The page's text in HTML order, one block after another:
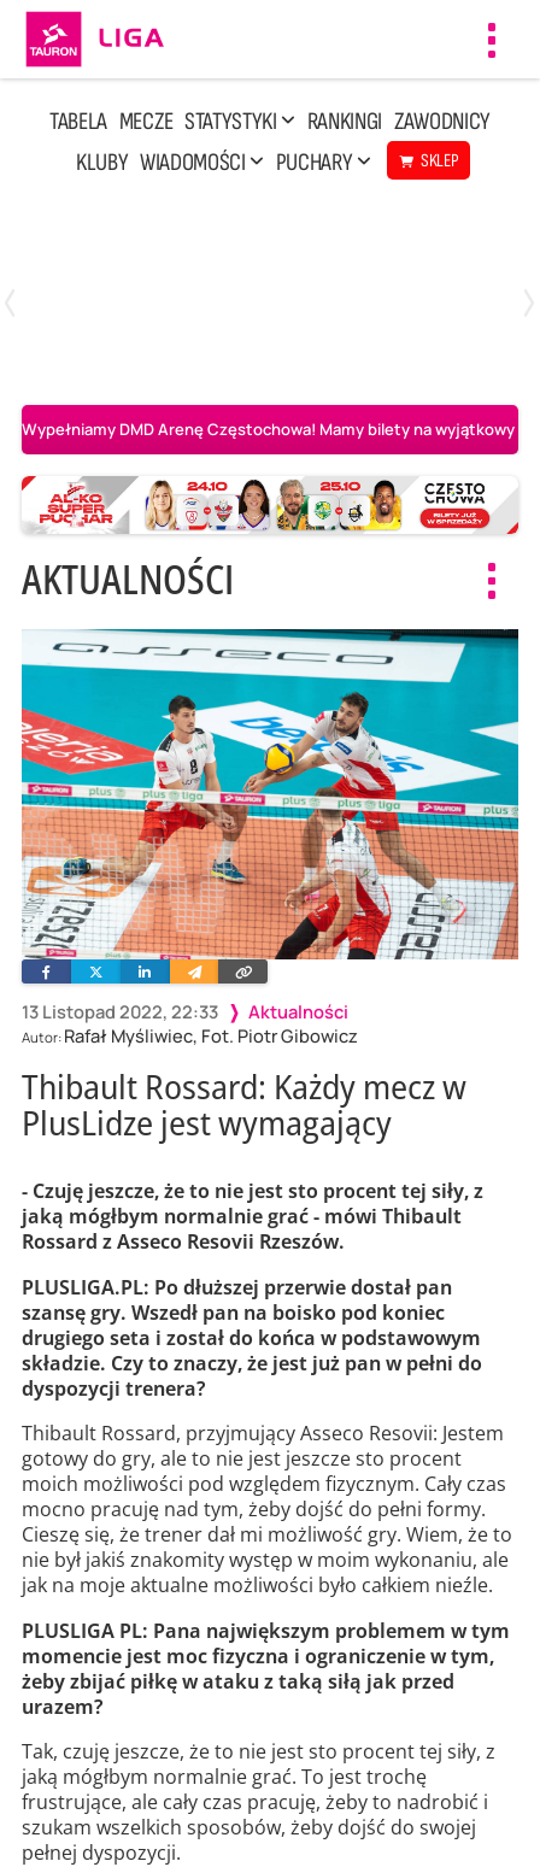
TABELA MECZE STATYSTYKI RANKINGI ZAWODNICY
KLUBY WIADOMOŚCI PUCHARY SKLEP
Wypełniamy DMD Arenę Częstochowa! Mamy bilety na wyjątkowy
AKTUALNOŚCI
13 Listopad 2022, 22:33 Aktualności
Autor: Rafał Myśliwiec, Fot. Piotr Gibowicz
FacebookTwitterLinkedinWyślij
e-
Skopiuj
link
Thibault Rossard: Każdy mecz w
PlusLidze jest wymagający
- Czuję jeszcze, że to nie jest sto procent tej siły, z
jaką mógłbym normalnie grać - mówi Thibault
Rossard z Asseco Resovii Rzeszów.
PLUSLIGA.PL: Po dłuższej przerwie dostał pan
szansę gry. Wszedł pan na boisko pod koniec
drugiego seta i został do końca w podstawowym
składzie. Czy to znaczy, że jest już pan w pełni do
dyspozycji trenera?
Thibault Rossard, przyjmujący Asseco Resovii: Jestem
gotowy do gry, ale to nie jest jeszcze sto procent
moich możliwości pod względem fizycznym. Cały czas
mocno pracuję nad tym, żeby dojść do pełni formy.
Cieszę się, że trener dał mi możliwość gry. Wiem, że to
nie był jakiś znakomity występ w moim wykonaniu, ale
jak na moje aktualne możliwości było całkiem nieźle.
PLUSLIGA PL: Pana największym problemem w tym
momencie jest moc fizyczna i ograniczenie w tym,
żeby zbijać piłkę w ataku z taką siłą jak przed
urazem?
Tak, czuję jeszcze, że to nie jest sto procent tej siły, z
jaką mógłbym normalnie grać. To jest trochę
frustrujące, ale cały czas pracuję, żeby to nadrobić i
szukam wszelkich sposobów, żeby dojść do swojej
pełnej dyspozycji.